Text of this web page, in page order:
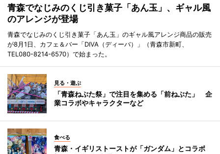
青森でなじみのくじ引き菓子「あん玉」、ギャル風
のアレンジが登場
青森でなじみのくじ引き菓子「あん玉」のギャル風アレンジ商品の販売
が8月1日、カフェ＆バー「DIVA（ディーバ）」（青森市新町、
TEL080-8214-6570）で始まった。
見る・遊ぶ
「青森ねぶた祭」で注目を集める「前ねぶた」 企
業コラボやキャラクターなど
食べる
青森・イギリストーストが「ガンダム」とコラボ